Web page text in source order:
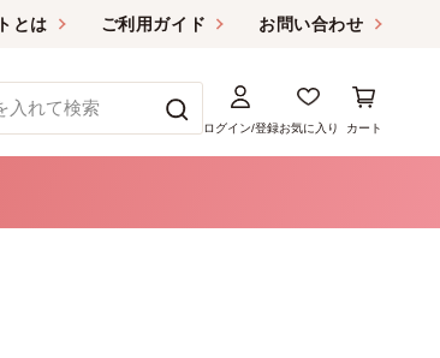
とは ご利用ガイド お問い合わせ
ログイン/登録お気に入り カート